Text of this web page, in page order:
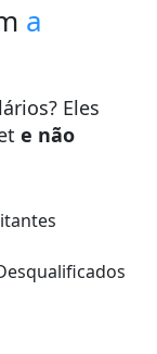
a
Eles
e não